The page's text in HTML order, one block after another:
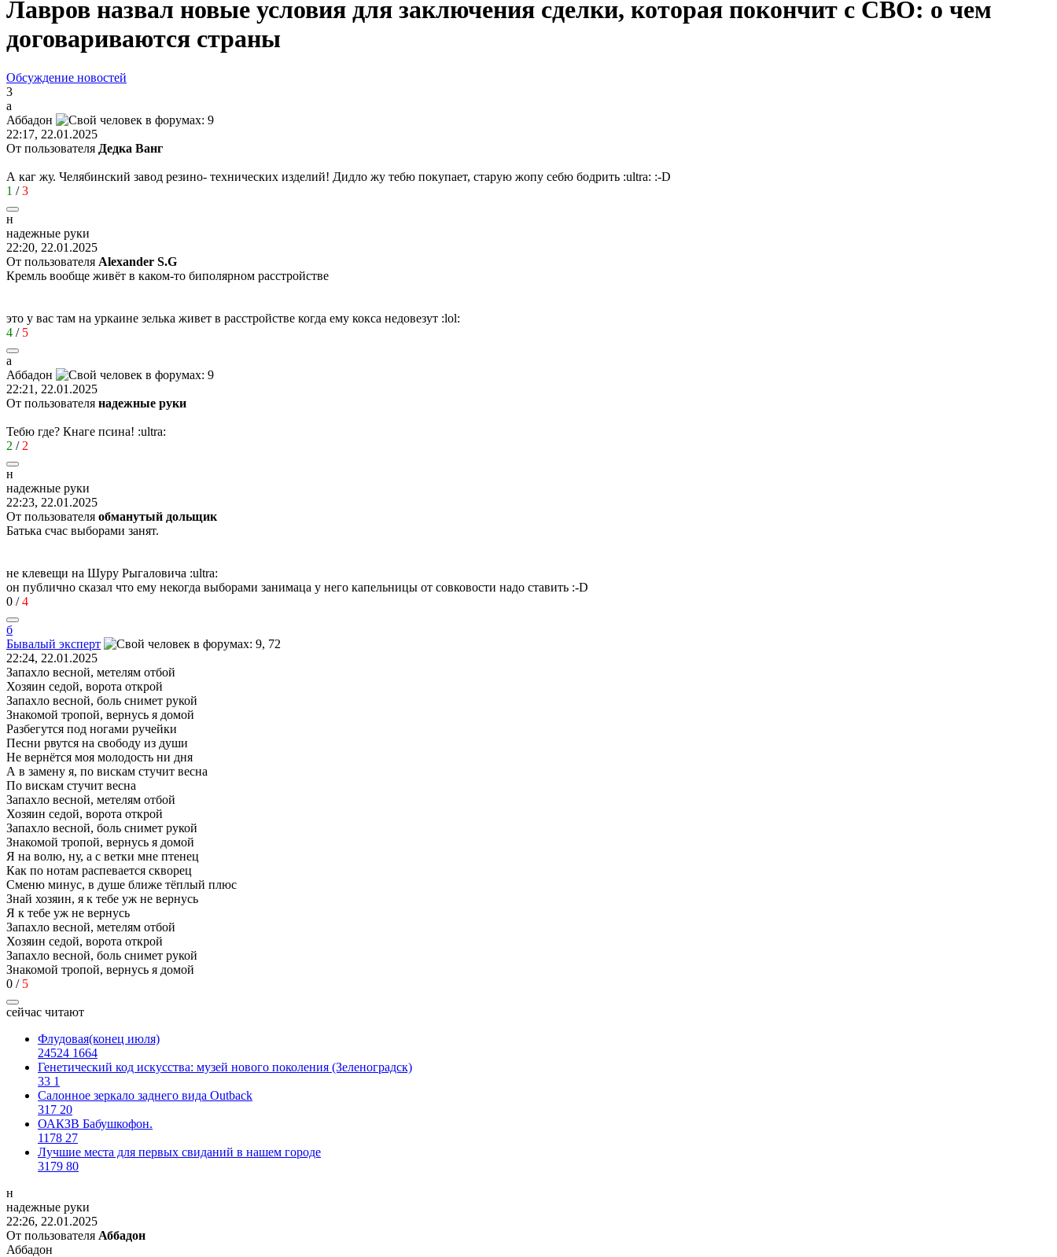
Лавров назвал новые условия для заключения сделки, которая покончит с СВО: о чем
договариваются страны
Обсуждение новостей
3
а
Аббадон
22:17, 22.01.2025
От пользователя Дедка Ванг
А каг жу. Челябинский завод резино- технических изделий! Дидло жу тебю покупает, старую жопу себю бодрить :ultra: :-D
1 /3
н
надежные руки
22:20, 22.01.2025
От пользователя Alexander S.G
Кремль вообще живёт в каком-то биполярном расстройстве
это у вас там на уркаине зелька живет в расстройстве когда ему кокса недовезут :lol:
4 / 5
а
Аббадон
22:21, 22.01.2025
От пользователя надежные руки
Тебю где? Кнаге псина! :ultra:
2 / 2
н
надежные руки
22:23, 22.01.2025
От пользователя обманутый дольщик
Батька счас выборами занят.
не клевещи на Шуру Рыгаловича :ultra:
он публично сказал что ему некогда выборами занимаца у него капельницы от совковости надо ставить :-D
0 /4
б
Бывалый эксперт
22:24, 22.01.2025
Запахло весной, метелям отбой
Хозяин седой, ворота открой
Запахло весной, боль снимет рукой
Знакомой тропой, вернусь я домой
Разбегутся под ногами ручейки
Песни рвутся на свободу из души
Не вернётся моя молодость ни дня
А в замену я, по вискам стучит весна
По вискам стучит весна
Запахло весной, метелям отбой
Хозяин седой, ворота открой
Запахло весной, боль снимет рукой
Знакомой тропой, вернусь я домой
Я на волю, ну, а с ветки мне птенец
Как по нотам распевается скворец
Сменю минус, в душе ближе тёплый плюс
Знай хозяин, я к тебе уж не вернусь
Я к тебе уж не вернусь
Запахло весной, метелям отбой
Хозяин седой, ворота открой
Запахло весной, боль снимет рукой
Знакомой тропой, вернусь я домой
0 / 5
сейчас читают
Флудовая(конец июля)
24524 1664
Генетический код искусства: музей нового поколения (Зеленоградск)
33 1
Салонное зеркало заднего вида Outback
317 20
ОАКЗВ Бабушкофон.
1178 27
Лучшие места для первых свиданий в нашем городе
3179 80
н
надежные руки
22:26, 22.01.2025
От пользователя Аббадон
Аббадон